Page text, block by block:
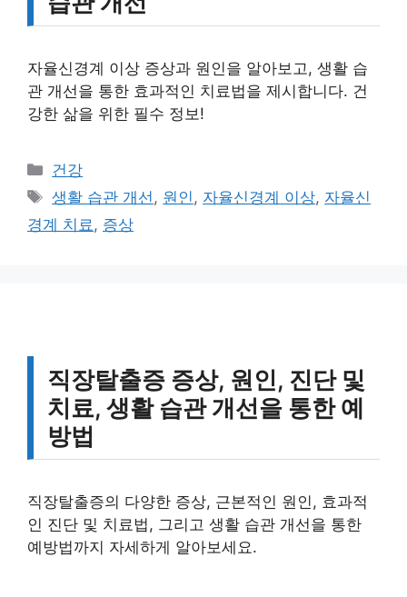
자율신경계 이상 증상과 원인을 알아보고, 생활 습
관 개선을 통한 효과적인 치료법을 제시합니다. 건
강한 삶을 위한 필수 정보!
카
테
리
건강
태
그
생활 습관 개선, 원인, 자율신경계 이상, 자율신
경계 치료, 증상
직장탈출증 증상, 원인, 진단 및
치료, 생활 습관 개선을 통한 예
방법
직장탈출증의 다양한 증상, 근본적인 원인, 효과적
인 진단 및 치료법, 그리고 생활 습관 개선을 통한
예방법까지 자세하게 알아보세요.